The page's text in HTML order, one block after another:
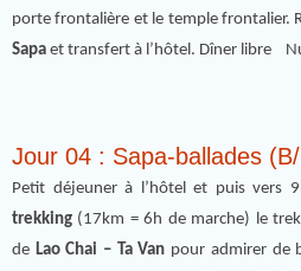
porte frontalière et le temple frontalier.
Sapa et transfert à l’hôtel. Dîner libre
Jour 04 : Sapa-ballades
Petit déjeuner à l’hôtel et puis vers
trekking (17km = 6h de marche) le
de Lao Chai – Ta Van pour admirer de